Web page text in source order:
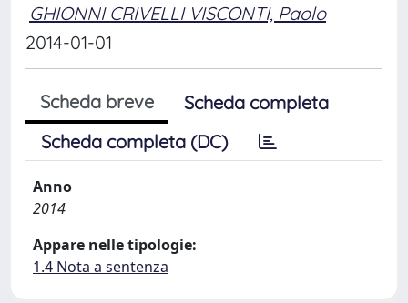
GHIONNI CRIVELLI VISCONTI, Paolo
2014-01-01
Scheda breve
Scheda completa
Scheda completa (DC)
Anno
2014
Appare nelle tipologie:
1.4 Nota a sentenza